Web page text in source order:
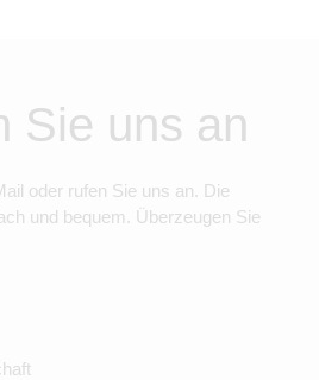
Sie uns an
oder rufen Sie uns an. Die
und bequem. Überzeugen Sie